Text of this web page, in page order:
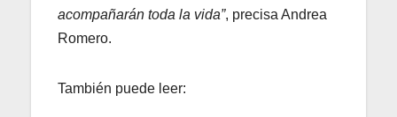
acompañarán toda la vida”, precisa Andrea
Romero.
También puede leer: